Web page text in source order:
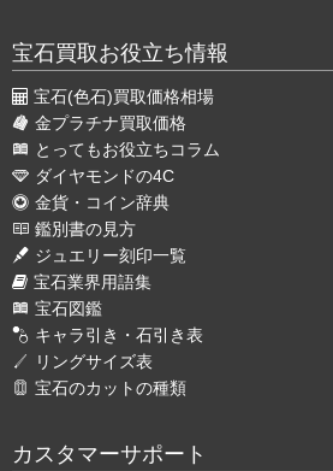
宝石買取お役立ち情報
宝石(色石)買取価格相場
金プラチナ買取価格
とってもお役立ちコラム
ダイヤモンドの4C
金貨・コイン辞典
鑑別書の見方
ジュエリー刻印一覧
宝石業界用語集
宝石図鑑
キャラ引き・石引き表
リングサイズ表
宝石のカットの種類
カスタマーサポート